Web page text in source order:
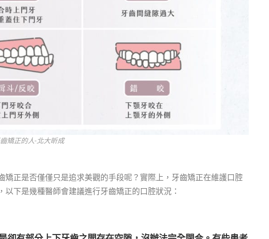
矯正的人-北大昕成
正是否僅僅只是追求美觀的手段呢？實際上，牙齒矯正在維護口腔
下是幾種醫師會建議進行牙齒矯正的口腔狀況：